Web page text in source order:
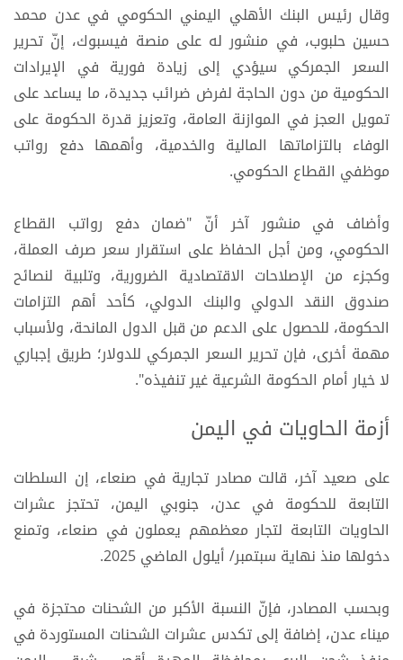
وقال رئيس البنك الأهلي اليمني الحكومي في عدن محمد
حسين حلبوب، في منشور له على منصة فيسبوك، إنّ تحرير
السعر الجمركي سيؤدي إلى زيادة فورية في الإيرادات
الحكومية من دون الحاجة لفرض ضرائب جديدة، ما يساعد على
تمويل العجز في الموازنة العامة، وتعزيز قدرة الحكومة على
الوفاء بالتزاماتها المالية والخدمية، وأهمها دفع رواتب
موظفي القطاع الحكومي.
وأضاف في منشور آخر أنّ "ضمان دفع رواتب القطاع
الحكومي، ومن أجل الحفاظ على استقرار سعر صرف العملة،
وكجزء من الإصلاحات الاقتصادية الضرورية، وتلبية لنصائح
صندوق النقد الدولي والبنك الدولي، كأحد أهم التزامات
الحكومة، للحصول على الدعم من قبل الدول المانحة، ولأسباب
مهمة أخرى، فإن تحرير السعر الجمركي للدولار؛ طريق إجباري
لا خيار أمام الحكومة الشرعية غير تنفيذه".
أزمة الحاويات في اليمن
على صعيد آخر، قالت مصادر تجارية في صنعاء، إن السلطات
التابعة للحكومة في عدن، جنوبي اليمن، تحتجز عشرات
الحاويات التابعة لتجار معظمهم يعملون في صنعاء، وتمنع
دخولها منذ نهاية سبتمبر/ أيلول الماضي 2025.
وبحسب المصادر، فإنّ النسبة الأكبر من الشحنات محتجزة في
ميناء عدن، إضافة إلى تكدس عشرات الشحنات المستوردة في